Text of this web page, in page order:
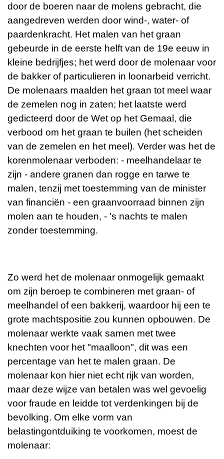
door de boeren naar de molens gebracht, die
aangedreven werden door wind-, water- of
paardenkracht. Het malen van het graan
gebeurde in de eerste helft van de 19e eeuw in
kleine bedrijfjes; het werd door de molenaar voor
de bakker of particulieren in loonarbeid verricht.
De molenaars maalden het graan tot meel waar
de zemelen nog in zaten; het laatste werd
gedicteerd door de Wet op het Gemaal, die
verbood om het graan te builen (het scheiden
van de zemelen en het meel). Verder was het de
korenmolenaar verboden: - meelhandelaar te
zijn - andere granen dan rogge en tarwe te
malen, tenzij met toestemming van de minister
van financiën - een graanvoorraad binnen zijn
molen aan te houden, - 's nachts te malen
zonder toestemming.
Zo werd het de molenaar onmogelijk gemaakt
om zijn beroep te combineren met graan- of
meelhandel of een bakkerij, waardoor hij een te
grote machtspositie zou kunnen opbouwen. De
molenaar werkte vaak samen met twee
knechten voor het "maalloon", dit was een
percentage van het te malen graan. De
molenaar kon hier niet echt rijk van worden,
maar deze wijze van betalen was wel gevoelig
voor fraude en leidde tot verdenkingen bij de
bevolking. Om elke vorm van
belastingontduiking te voorkomen, moest de
molenaar: